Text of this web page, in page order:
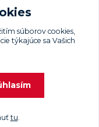
súborov cookies,
týkajúce sa Vašich
tu